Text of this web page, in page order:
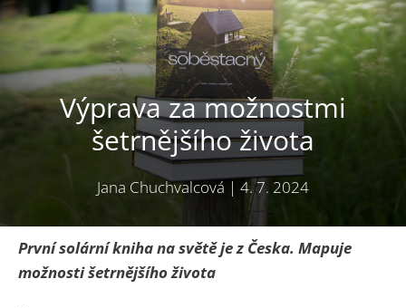
Výprava za možnostmi
šetrnějšího života
Jana Chuchvalcová | 4. 7. 2024
První solární kniha na světě je z Česka. Mapuje
možnosti šetrnějšího života